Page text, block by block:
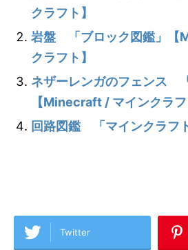
クラフト】
岩盤 「ブロック図鑑」【
クラフト】
ネザーレンガのフェンス
【Minecraft / マインクラフ
回路図鑑 「マインクラフト
Twitter